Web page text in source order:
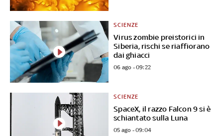
Virus zombie preistorici in
Siberia, rischi se riaffiorano
dai ghiacci
SCIENZE
06 ago - 09:22
SpaceX, il razzo Falcon 9 si è
schiantato sulla Luna
SCIENZE
05 ago - 09:04